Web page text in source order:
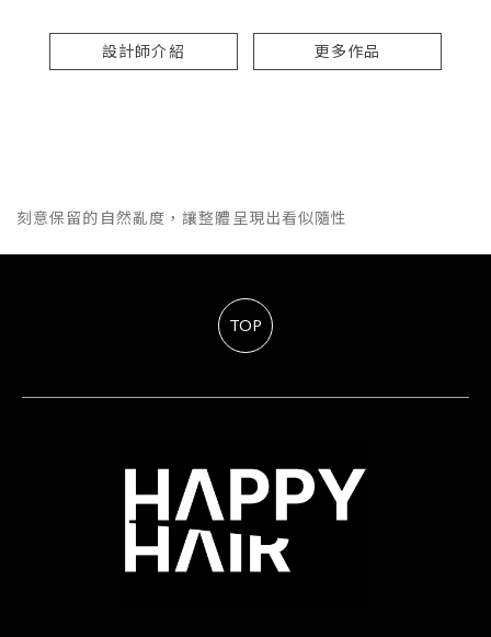
設計師介紹 更多作品
刻意保留的自然亂度，讓整體呈現出看似隨性
TOP